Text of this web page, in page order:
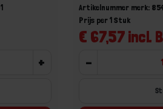
+
Artikelnummer merk:
€ 67,57 incl.
Prijs per 1 Stuk
-